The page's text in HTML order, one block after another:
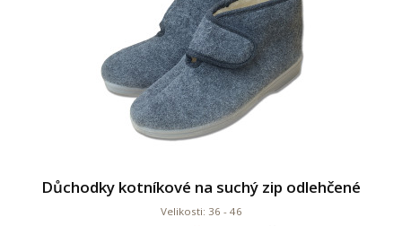
Důchodky kotníkové na suchý zip odlehčené
Velikosti: 36 - 46